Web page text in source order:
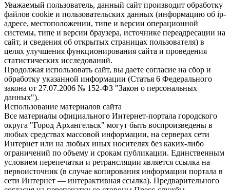
Уважаемый пользователь, данный сайт производит обработку
файлов cookie и пользовательских данных (информацию об ip-
адресе, местоположении, типе и версии операционной
системы, типе и версии браузера, источнике переадресации на
сайт, и сведения об открытых страницах пользователя) в
целях улучшения функционирования сайта и проведения
статистических исследований.
Продолжая использовать сайт, вы даете согласие на сбор и
обработку указанной информации (Статья 6 Федерального
закона от 27.07.2006 № 152-ФЗ "Закон о персональных
данных").
Использование материалов сайта
Все материалы официального Интернет-портала городского
округа "Город Архангельск" могут быть воспроизведены в
любых средствах массовой информации, на серверах сети
Интернет или на любых иных носителях без каких-либо
ограничений по объему и срокам публикации. Единственным
условием перепечатки и ретрансляции является ссылка на
первоисточник (в случае копирования информации портала в
сети Интернет — интерактивная ссылка). Предварительного